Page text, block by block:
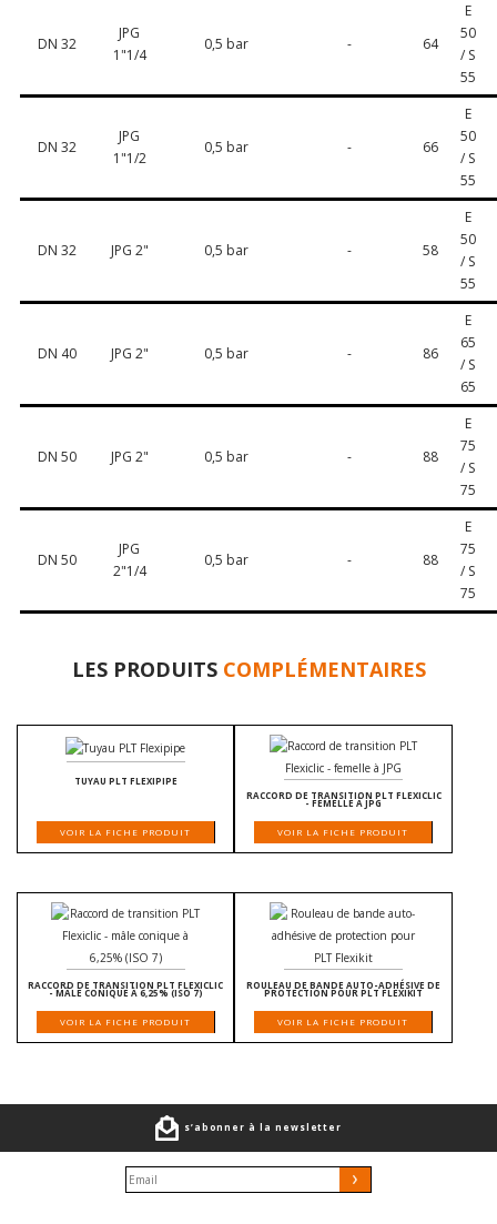
DN 32
JPG
1"1/4
0,5 bar - 64
E
50
/ S
55
DN 32
JPG
1"1/2
0,5 bar - 66
E
50
/ S
55
DN 32 JPG 2" 0,5 bar - 58
E
50
/ S
55
DN 40 JPG 2" 0,5 bar - 86
E
65
/ S
65
DN 50 JPG 2" 0,5 bar - 88
E
75
/ S
75
DN 50
JPG
2"1/4
0,5 bar - 88
E
75
/ S
75
LES PRODUITS COMPLÉMENTAIRES
TUYAU PLT FLEXIPIPE
VOIR LA FICHE PRODUIT
RACCORD DE TRANSITION PLT FLEXICLIC
- FEMELLE À JPG
VOIR LA FICHE PRODUIT
RACCORD DE TRANSITION PLT FLEXICLIC
- MÂLE CONIQUE À 6,25% (ISO 7)
VOIR LA FICHE PRODUIT
ROULEAU DE BANDE AUTO-ADHÉSIVE DE
PROTECTION POUR PLT FLEXIKIT
VOIR LA FICHE PRODUIT
s’abonner à la newsletter